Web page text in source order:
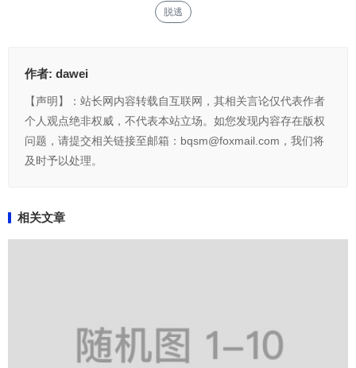
脱逃
作者: dawei
【声明】：站长网内容转载自互联网，其相关言论仅代表作者
个人观点绝非权威，不代表本站立场。如您发现内容存在版权
问题，请提交相关链接至邮箱：bqsm@foxmail.com，我们将
及时予以处理。
相关文章